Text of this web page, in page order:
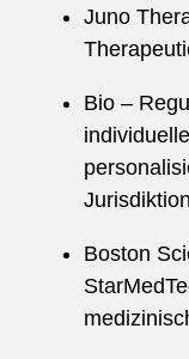
Juno
Bio –
Boston